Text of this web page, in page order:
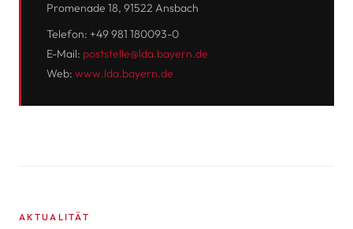
Promenade 18, 91522 Ansbach
Telefon: +49 981 180093-0
E-Mail: poststelle@lda.bayern.de
Web: www.lda.bayern.de
AKTUALITÄT